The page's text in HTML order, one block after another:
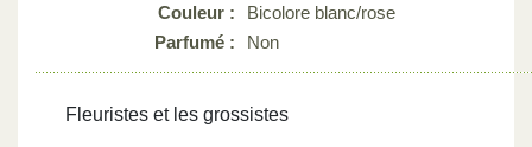
Couleur :
Bicolore blanc/rose
Parfumé :
Non
Fleuristes et les grossistes